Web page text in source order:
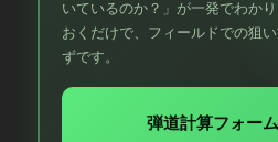
いているのか？」が一発でわか
おくだけで、フィールドでの狙
ずです。
弾道計算フォー